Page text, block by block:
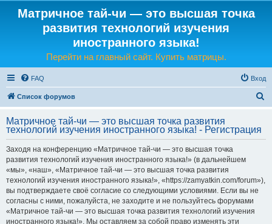
Матричное тай-чи — это высшая точка
развития технологий изучения
иностранного языка!
Перейти на главный сайт. Купить матрицы.
FAQ Вход
Список форумов
с
Матричное тай-чи — это высшая точка развития
технологий изучения иностранного языка! - Регистрация
Заходя на конференцию «Матричное тай-чи — это высшая точка
развития технологий изучения иностранного языка!» (в дальнейшем
«мы», «наш», «Матричное тай-чи — это высшая точка развития
технологий изучения иностранного языка!», «https://zamyatkin.com/forum»),
вы подтверждаете своё согласие со следующими условиями. Если вы не
согласны с ними, пожалуйста, не заходите и не пользуйтесь форумами
«Матричное тай-чи — это высшая точка развития технологий изучения
иностранного языка!». Мы оставляем за собой право изменять эти